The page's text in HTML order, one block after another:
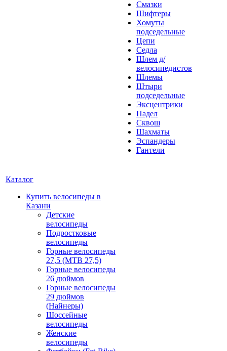
Смазки
Шифтеры
Хомуты
подседельные
Цепи
Седла
Шлем д/
велосипедистов
Шлемы
Штыри
подседельные
Эксцентрики
Падел
Сквош
Шахматы
Эспандеры
Гантели
Каталог
Купить велосипеды в
Казани
Детские
велосипеды
Подростковые
велосипеды
Горные велосипеды
27,5 (MTB 27,5)
Горные велосипеды
26 дюймов
Горные велосипеды
29 дюймов
(Найнеры)
Шоссейные
велосипеды
Женские
велосипеды